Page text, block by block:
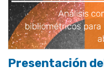
Presentación